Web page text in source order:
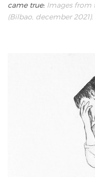
came true: Images from
(Bilbao, december 2021).